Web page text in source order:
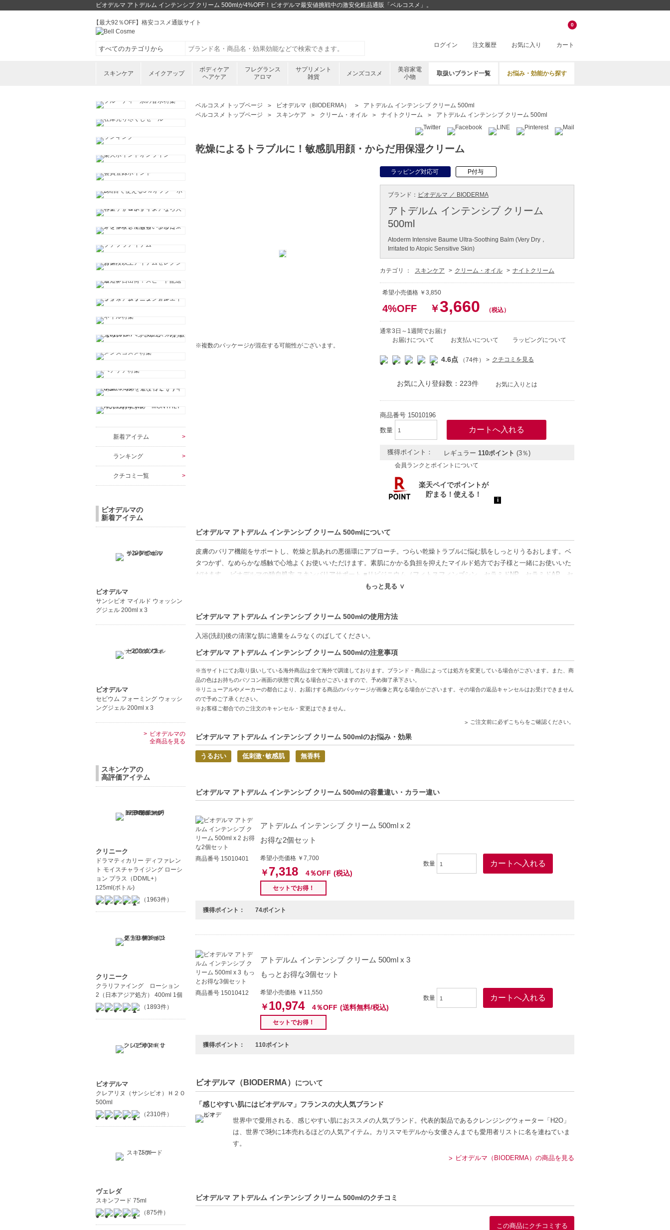
ビオデルマ アトデルム インテンシブ クリーム 500mlが4%OFF！ビオデルマ最安値挑戦中の激安化粧品通販「ベルコスメ」。
【最大92％OFF】格安コスメ通販サイト
ログイン 注文履歴 お気に入り カート
0
スキンケア メイクアップ
ボディケア
ヘアケア
フレグランス
アロマ
サプリメント
雑貨
メンズコスメ
美容家電
小物
取扱いブランド一覧 お悩み・効能から探す
ベルコスメ トップページ ビオデルマ（BIODERMA）
アトデルム インテンシブ クリーム 500ml
ベルコスメ トップページ
スキンケア クリーム・オイル ナイトクリーム アトデルム インテンシブ クリーム 500ml
乾燥によるトラブルに！敏感肌用顔・からだ用保湿クリーム
※複数のパッケージが混在する可能性がございます。
ラッピング対応可 P付与
ブランド： ビオデルマ ／ BIODERMA
アトデルム インテンシブ クリーム
500ml
Atoderm Intensive Baume Ultra-Soothing Balm (Very Dry，
Irritated to Atopic Sensitive Skin)
カテゴリ ： スキンケア クリーム・オイル ナイトクリーム
希望小売価格 ￥3,850
4%OFF ￥3,660 （税込）
通常3日～1週間でお届け
お届けについて
お支払いについて ラッピングについて
4.6点 （74件） クチコミを見る
お気に入り登録数：223件 お気に入りとは
商品番号 15010196
数量
獲得ポイント： レギュラー 110ポイント (3％)
会員ランクとポイントについて
ビオデルマ アトデルム インテンシブ クリーム 500mlについて
皮膚のバリア機能をサポートし、乾燥と肌あれの悪循環にアプローチ。つらい乾燥トラブルに悩む肌をしっとりうるおします。ベ
タつかず、なめらかな感触で心地よくお使いいただけます。素肌にかかる負担を抑えたマイルド処方でお子様と一緒にお使いいた
だけます。 ビオデルマの独自処方 スキンバリアサポート ■リピジニウム（フィトスフィンゴシン、セラミドNP、セラミドAP、セ
ラミドEOP、ヒマワリ種子油、カノラ油、コレステロールからなる複合成分）：皮膚のバリア機能に着目。しっとりとしなやかな
りません。） ノンコメドジェニックテスト済み（全ての方にコメド（ニキビのもと）が発生しないということではありません。）
リピジニウム配合-皮膚のバリア機能を強化し、しっとりやわらかな肌へ導きます。
スクロエスター成分-乾燥から肌を守り、バランスを整えることで美肌をサポートします。
無香料敏感肌向け-お子様と一緒に使えるマイルド処方で安心してご使用いただけます。
乾燥や肌あれに悩む方
敏感肌の方
【JAN/UPC:3701129802076】
もっと見る ∨
ビオデルマ アトデルム インテンシブ クリーム 500mlの使用方法
入浴(洗顔)後の清潔な肌に適量をムラなくのばしてください。
ビオデルマ アトデルム インテンシブ クリーム 500mlの注意事項
※当サイトにてお取り扱いしている海外商品は全て海外で調達しております。ブランド・商品によっては処方を変更している場合がございます。また、商
品の色はお持ちのパソコン画面の状態で異なる場合がございますので、予め御了承下さい。
※リニューアルやメーカーの都合により、お届けする商品のパッケージが画像と異なる場合がございます。その場合の返品キャンセルはお受けできません
ので予めご了承ください。
※お客様ご都合でのご注文のキャンセル・変更はできません。
ご注文前に必ずこちらをご確認ください。
ビオデルマ アトデルム インテンシブ クリーム 500mlのお悩み・効果
うるおい 低刺激･敏感肌 無香料
ビオデルマ アトデルム インテンシブ クリーム 500mlの容量違い・カラー違い
商品番号 15010401
アトデルム インテンシブ クリーム 500ml x 2
お得な2個セット
希望小売価格 ￥7,700
￥ 7,318 4％OFF (税込)
セットでお得！
数量
獲得ポイント： 74ポイント
商品番号 15010412
アトデルム インテンシブ クリーム 500ml x 3
もっとお得な3個セット
希望小売価格 ￥11,550
￥ 10,974 4％OFF (送料無料/税込)
セットでお得！
数量
獲得ポイント： 110ポイント
ビオデルマ（BIODERMA） について
「感じやすい肌にはビオデルマ」フランスの大人気ブランド
世界中で愛用される、感じやすい肌におススメの人気ブランド。代表的製品であるクレンジングウォーター「H2O」
は、世界で3秒に1本売れるほどの人気アイテム。カリスマモデルから女優さんまでも愛用者リストに名を連ねていま
す。
ビオデルマ（BIODERMA）の商品を見る
ビオデルマ アトデルム インテンシブ クリーム 500mlのクチコミ
この商品にクチコミする
新着アイテム
ランキング
クチコミ一覧
ビオデルマの
新着アイテム
ビオデルマ
サンシビオ マイルド ウォッシン
グジェル 200ml x 3
ビオデルマ
セビウム フォーミング ウォッシ
ングジェル 200ml x 3
ビオデルマの
全商品を見る
スキンケアの
高評価アイテム
クリニーク
ドラマティカリー ディファレン
ト モイスチャライジング ローシ
ョン プラス（DDML+）
125ml(ボトル)
（1963件）
クリニーク
クラリファイング ローション
2（日本アジア処方） 400ml 1個
（1893件）
ビオデルマ
クレアリヌ（サンシビオ）Ｈ２Ｏ
500ml
（2310件）
ヴェレダ
スキンフード 75ml
（875件）